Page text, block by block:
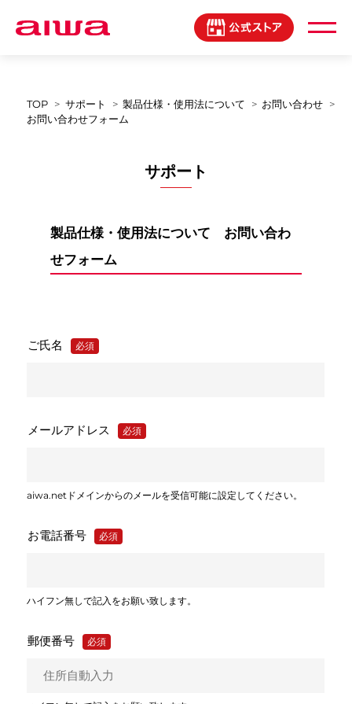
製品登録マイページ
TOP サポート 製品仕様・使用法について
お問い合わせ
お問い合わせフォーム
サポート
製品仕様・使用法について お問い合わ
せフォーム
ご氏名 必須
メールアドレス 必須
aiwa.netドメインからのメールを受信可能に設定してください。
お電話番号 必須
ハイフン無しで記入をお願い致します。
郵便番号 必須